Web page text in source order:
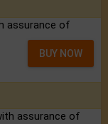
assurance of
BUY NOW
assurance of